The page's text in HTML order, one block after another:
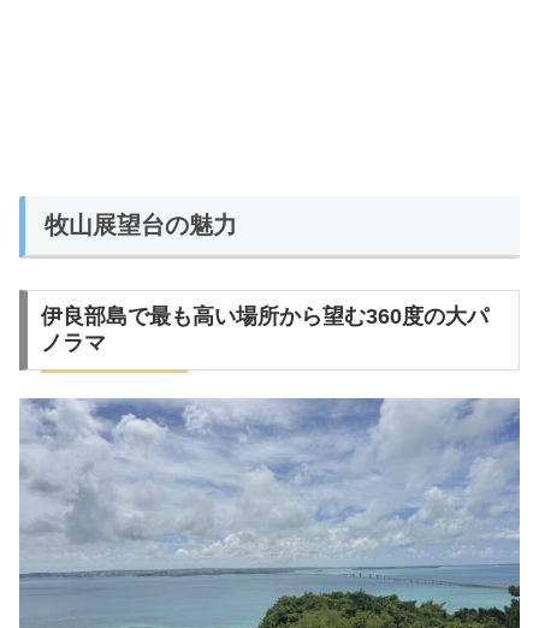
牧山展望台の魅力
伊良部島で最も高い場所から望む360度の大パ
ノラマ